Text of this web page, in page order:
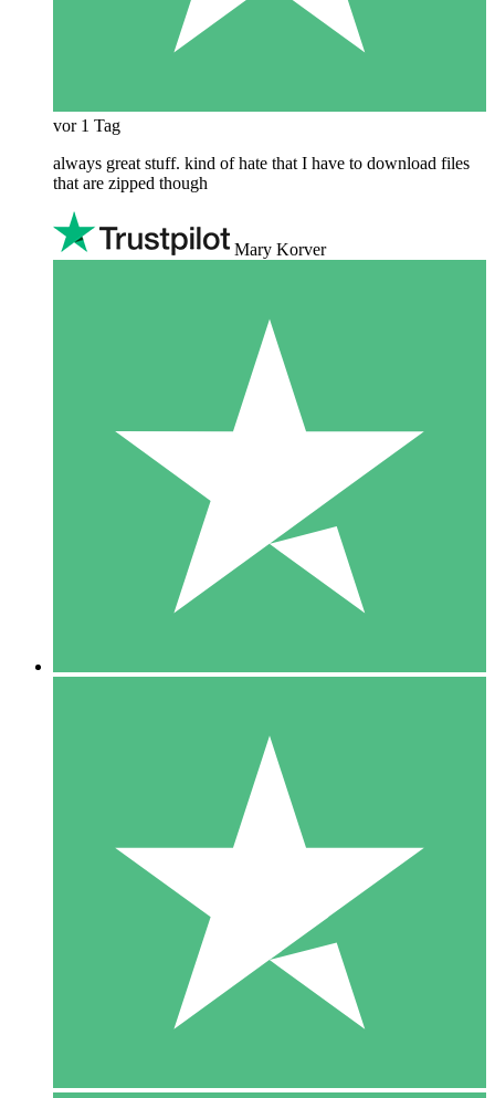
vor 1 Tag
always great stuff. kind of hate that I have to download files
that are zipped though
Mary Korver